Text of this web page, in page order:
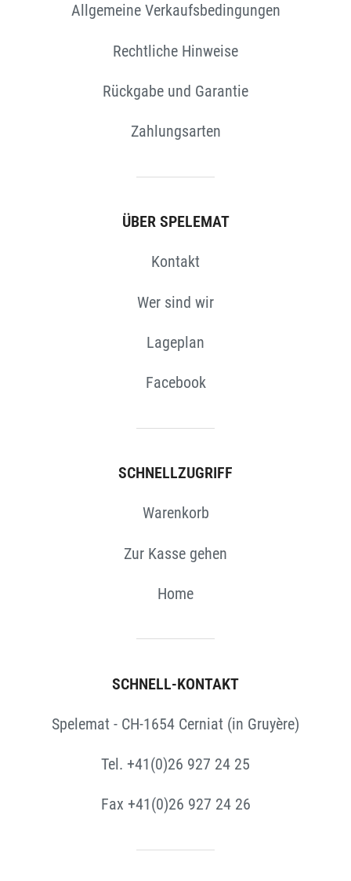
Allgemeine Verkaufsbedingungen
Rechtliche Hinweise
Rückgabe und Garantie
Zahlungsarten
ÜBER SPELEMAT
Kontakt
Wer sind wir
Lageplan
Facebook
SCHNELLZUGRIFF
Warenkorb
Zur Kasse gehen
Home
SCHNELL-KONTAKT
Spelemat - CH-1654 Cerniat (in Gruyère)
Tel. +41(0)26 927 24 25
Fax +41(0)26 927 24 26